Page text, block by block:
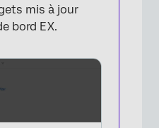
mis à jour
bord EX.